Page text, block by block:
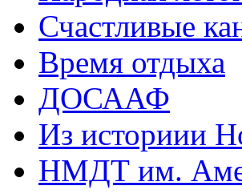
Счастливые
Время отдыха
ДОСААФ
Из историии
НМДТ им.